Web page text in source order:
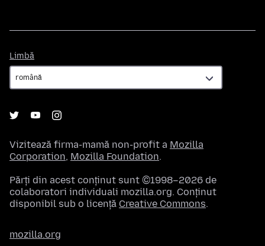
Limbă
Vizitează firma-mamă non-profit a Mozilla
Corporation, Mozilla Foundation.
Părți din acest conținut sunt ©1998–2026 de
colaboratori individuali mozilla.org. Conținut
disponibil sub o licență Creative Commons.
mozilla.org